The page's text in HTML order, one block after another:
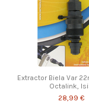
Extractor Biela Var
Octalink,
28,99 €